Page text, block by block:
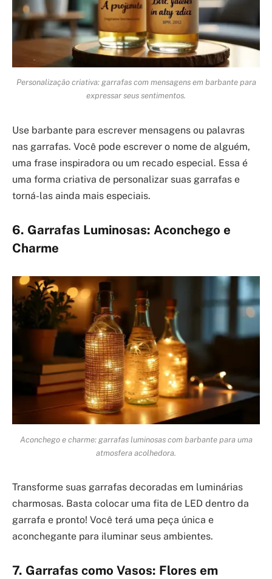
Personalização criativa: garrafas com mensagens em barbante para
expressar seus sentimentos.
Use barbante para escrever mensagens ou palavras
nas garrafas. Você pode escrever o nome de alguém,
uma frase inspiradora ou um recado especial. Essa é
uma forma criativa de personalizar suas garrafas e
torná-las ainda mais especiais.
6. Garrafas Luminosas: Aconchego e
Charme
Aconchego e charme: garrafas luminosas com barbante para uma
atmosfera acolhedora.
Transforme suas garrafas decoradas em luminárias
charmosas. Basta colocar uma fita de LED dentro da
garrafa e pronto! Você terá uma peça única e
aconchegante para iluminar seus ambientes.
7. Garrafas como Vasos: Flores em